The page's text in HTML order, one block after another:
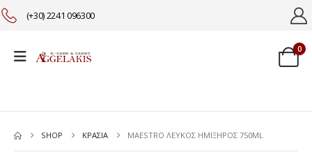
(+30) 2241 096300
0
SHOP ΚΡΑΣΙΑ MAESTRO ΛΕΥΚΟΣ ΗΜΙΞΗΡΟΣ 750ML